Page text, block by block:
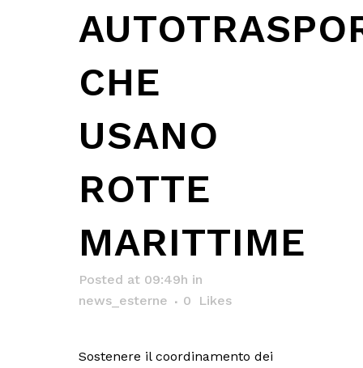
CHE
USANO
ROTTE
MARITTIME
Posted at 09:49h in
news_esterne
0 Likes
Sostenere il coordinamento dei